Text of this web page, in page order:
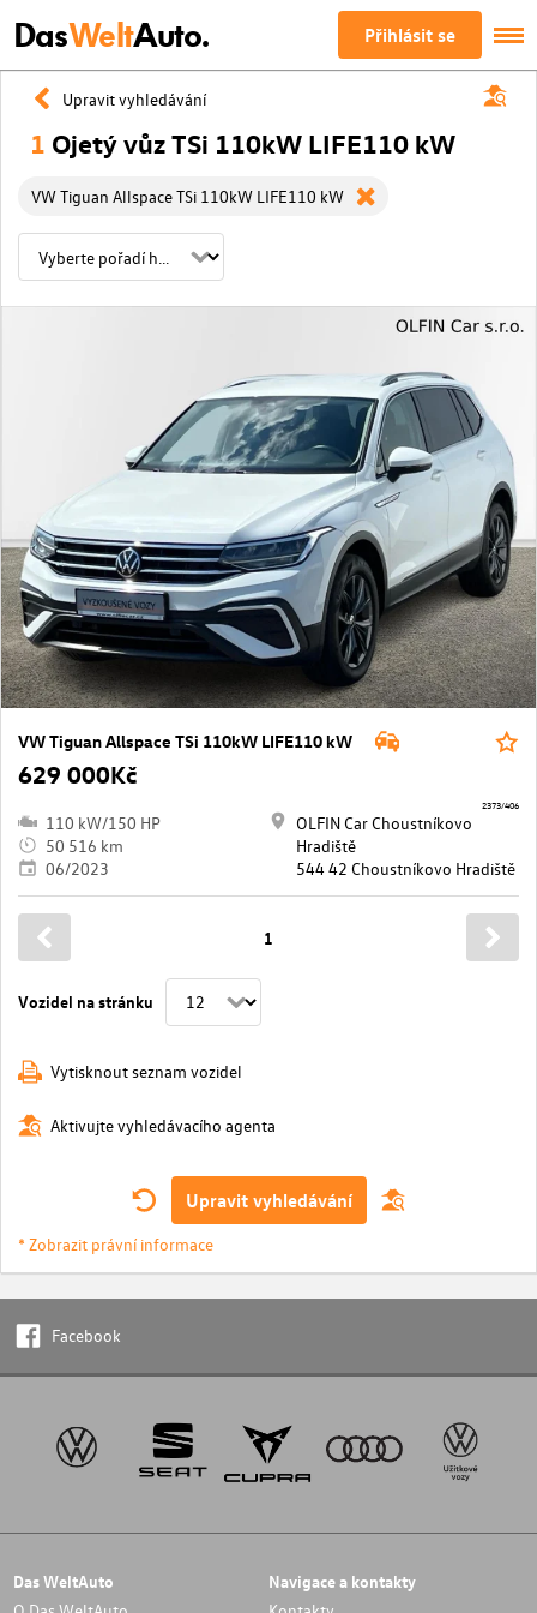
DasWeltAuto. Přihlásit se
Upravit vyhledávání
1 Ojetý vůz TSi 110kW LIFE110 kW
VW Tiguan Allspace TSi 110kW LIFE110 kW
VW Tiguan Allspace TSi 110kW LIFE110 kW
629 000Kč
110 kW/150 HP
50 516 km
06/2023
OLFIN Car Choustníkovo
Hradiště
544 42 Choustníkovo Hradiště
2373/406
Vozidel na stránku
1
Vytisknout seznam vozidel
Aktivujte vyhledávacího agenta
Upravit vyhledávání
* Zobrazit právní informace
Facebook
Das WeltAuto Navigace a kontakty